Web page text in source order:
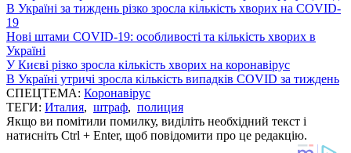
В Україні за тиждень різко зросла кількість хворих на COVID-
19
Нові штами COVID-19: особливості та кількість хворих в
Україні
У Києві різко зросла кількість хворих на коронавірус
В Україні утричі зросла кількість випадків COVID за тиждень
СПЕЦТЕМА: Коронавірус
ТЕГИ: Италия, штраф, полиция
Якщо ви помітили помилку, виділіть необхідний текст і
натисніть Ctrl + Enter, щоб повідомити про це редакцію.